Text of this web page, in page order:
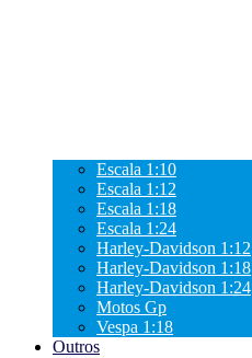
Escala 1:10
Escala 1:12
Escala 1:18
Escala 1:24
Harley-Davidson 1:12
Harley-Davidson 1:18
Harley-Davidson 1:24
Motos Gp
Vespa 1:18
Outros